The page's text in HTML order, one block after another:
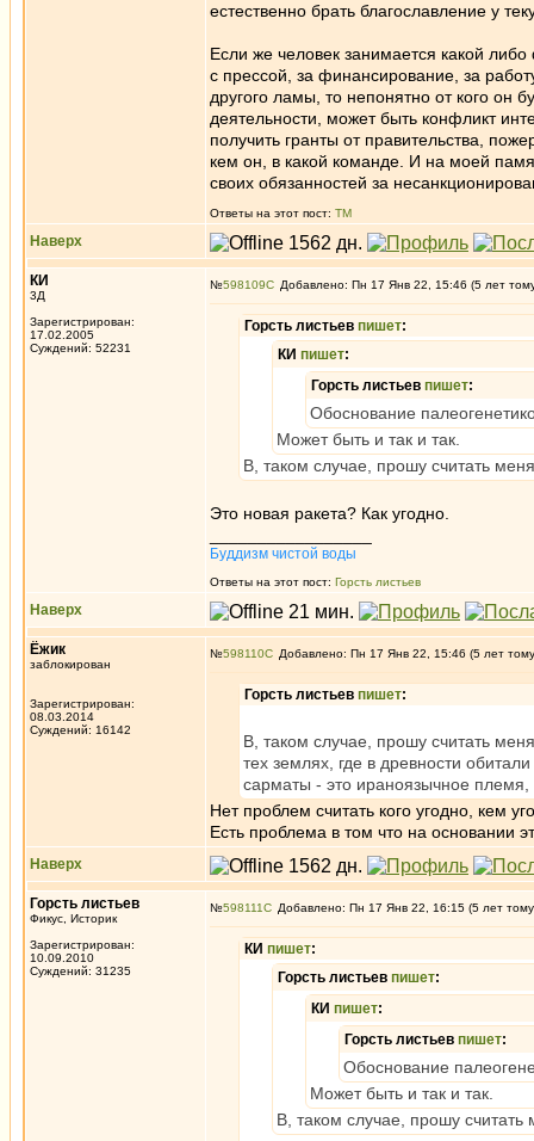
естественно брать благославление у
Если же человек занимается какой
с прессой, за финансирование, за
другого ламы, то непонятно от кого он
деятельности, может быть конфликт
получить гранты от правительства,
кем он, в какой команде. И на моей
своих обязанностей за
Ответы на этот пост: ТМ
Наверх
КИ
3Д
Зарегистрирован:
17.02.2005
Суждений: 52231
№598109 Добавлено: Пн 17 Янв 22, 15:46 (5 лет
Горсть листьев пишет:
КИ пишет:
Горсть листьев пишет:
Обоснование
Может быть и так и так.
В, таком случае, прошу считать
Это новая ракета? Как угодно.
Буддизм чистой воды
Ответы на этот пост: Горсть листьев
Наверх
Ёжик
заблокирован
Зарегистрирован:
08.03.2014
Суждений: 16142
№598110 Добавлено: Пн 17 Янв 22, 15:46 (5 лет
Горсть листьев пишет:
В, таком случае, прошу считать
тех землях, где в древности
сарматы - это ираноязычное
Нет проблем считать кого угодно, кем
Есть проблема в том что на основании
Наверх
Горсть листьев
Фикус, Историк
Зарегистрирован:
10.09.2010
Суждений: 31235
№598111 Добавлено: Пн 17 Янв 22, 16:15 (5 лет
КИ пишет:
Горсть листьев пишет:
КИ пишет:
Горсть листьев пишет:
Обоснование
Может быть и так и так.
В, таком случае, прошу